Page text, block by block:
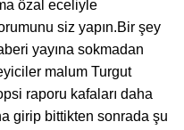
özal eceliyle
siz yapın.Bir şey
yayına sokmadan
malum Turgut
raporu kafaları daha
girip bittikten sonrada şu